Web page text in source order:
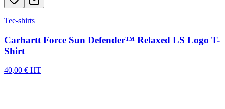
Tee-shirts
Carhartt Force Sun Defender™ Relaxed LS Logo T-
Shirt
40,00 € HT